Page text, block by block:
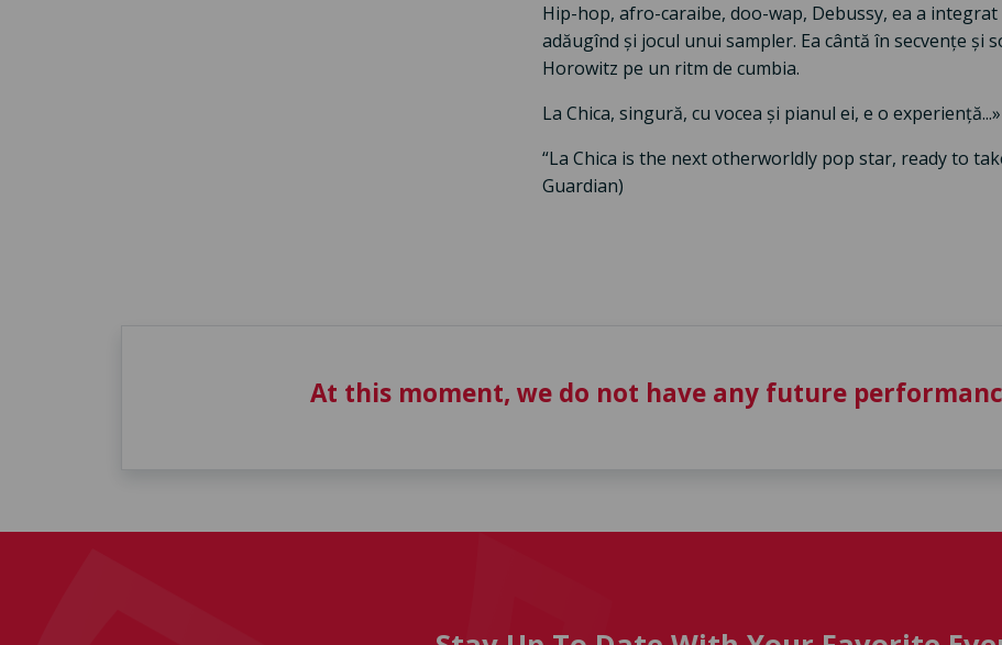
Hip-hop, afro-caraibe, doo-wap, Debussy, ea a
adăugînd și jocul unui sampler. Ea cântă în secvențe
Horowitz pe un ritm de cumbia.
La Chica, singură, cu vocea și pianul ei, e o experiență...»
“La Chica is the next otherworldly pop star, ready to
Guardian)
At this moment, we do not have any future